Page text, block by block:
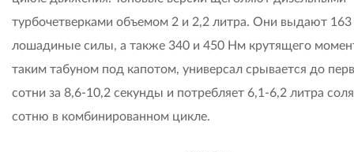
турбочетверками объемом 2 и 2,2 литра. Они выдают 163
лошадиные силы, а также 340 и 450 Нм крутящего
таким табуном под капотом, универсал срывается до
сотни за 8,6-10,2 секунды и потребляет 6,1-6,2 литра
сотню в комбинированном цикле.